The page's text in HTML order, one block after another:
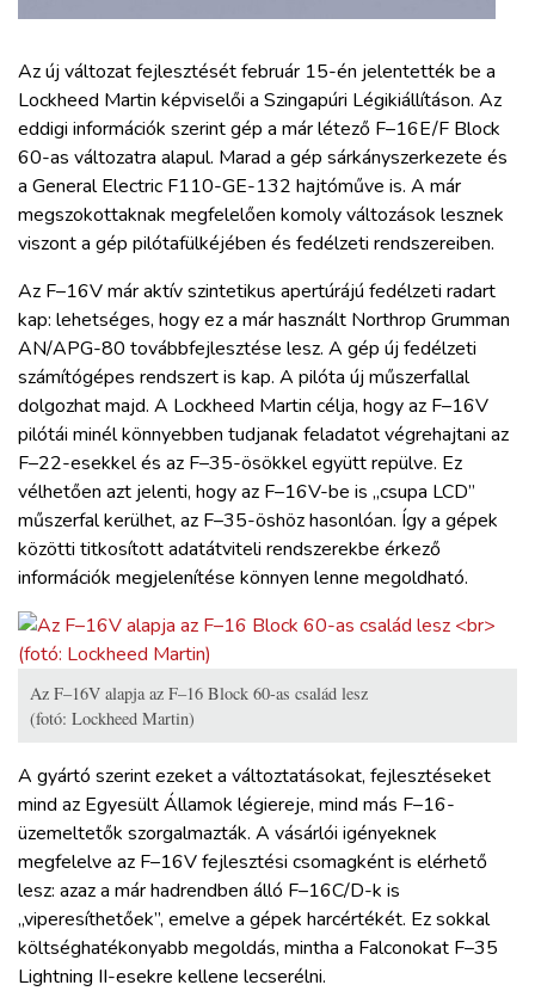
HAJÓZÁS
BLOG
ARCHÍVUM
BELÉPÉS
REGISZTRÁCIÓ
Az új változat fejlesztését február 15-én jelentették be a
Lockheed Martin képviselői a Szingapúri Légikiállításon. Az
eddigi információk szerint gép a már létező F–16E/F Block
60-as változatra alapul. Marad a gép sárkányszerkezete és
a General Electric F110-GE-132 hajtóműve is. A már
megszokottaknak megfelelően komoly változások lesznek
viszont a gép pilótafülkéjében és fedélzeti rendszereiben.
Az F–16V már aktív szintetikus apertúrájú fedélzeti radart
kap: lehetséges, hogy ez a már használt Northrop Grumman
AN/APG-80 továbbfejlesztése lesz. A gép új fedélzeti
számítógépes rendszert is kap. A pilóta új műszerfallal
dolgozhat majd. A Lockheed Martin célja, hogy az F–16V
pilótái minél könnyebben tudjanak feladatot végrehajtani az
F–22-esekkel és az F–35-ösökkel együtt repülve. Ez
vélhetően azt jelenti, hogy az F–16V-be is „csupa LCD”
műszerfal kerülhet, az F–35-öshöz hasonlóan. Így a gépek
közötti titkosított adatátviteli rendszerekbe érkező
információk megjelenítése könnyen lenne megoldható.
Az F–16V alapja az F–16 Block 60-as család lesz
(fotó: Lockheed Martin)
A gyártó szerint ezeket a változtatásokat, fejlesztéseket
mind az Egyesült Államok légiereje, mind más F–16-
üzemeltetők szorgalmazták. A vásárlói igényeknek
megfelelve az F–16V fejlesztési csomagként is elérhető
lesz: azaz a már hadrendben álló F–16C/D-k is
„viperesíthetőek”, emelve a gépek harcértékét. Ez sokkal
költséghatékonyabb megoldás, mintha a Falconokat F–35
Lightning II-esekre kellene lecserélni.